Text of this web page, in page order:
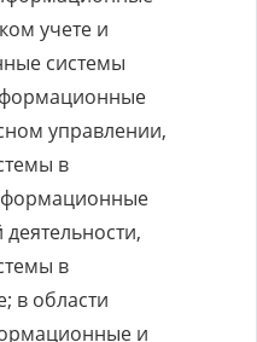
учете и
системы
управлении,
в
в
в области
и